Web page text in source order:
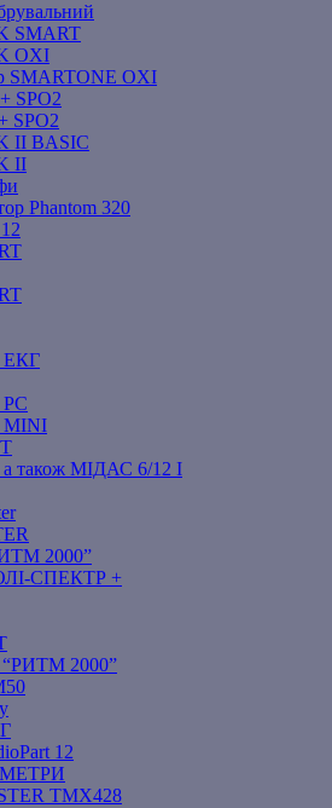
SMART
OXI
SMARTONE OXI
SPO2
SPO2
II BASIC
II
Phantom 320
ЕКГ
MINI
також МІДАС 6/12 І
2000”
СПЕКТР +
2000”
12
TMX428